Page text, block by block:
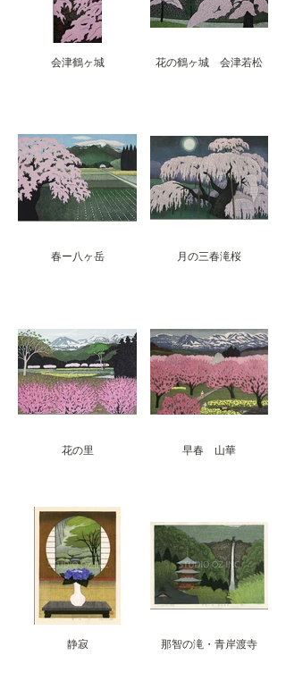
会津鶴ヶ城 花の鶴ヶ城 会津若松
春ー八ヶ岳 月の三春滝桜
花の里 早春 山華
静寂 那智の滝・青岸渡寺